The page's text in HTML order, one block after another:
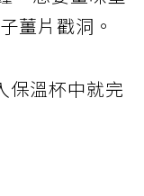
薑片戳洞。
保溫杯中就完